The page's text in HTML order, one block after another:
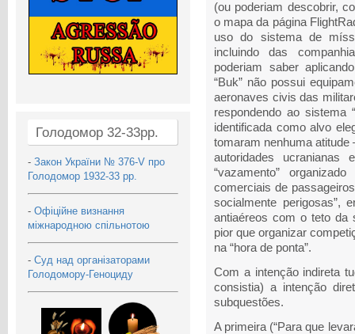
Голодомор 32-33рр.
- Закон України № 376-V про
Голодомор 1932-33 рр.
- Офіційне визнання
міжнародною спільнотою
- Суд над організаторами
Голодомору-Геноциду
(ou poderiam descobrir,
o mapa da página
uso do sistema de
incluindo das
poderiam saber
“Buk” não possui
aeronaves civis das
respondendo ao sistema
identificada como alvo
tomaram nenhuma atitude
autoridades
“vazamento”
comerciais de
socialmente perigosas”,
antiaéreos com o teto
pior que organizar
na “hora de ponta”.
Com a intenção indireta
consistia) a intenção
subquestões.
A primeira (“Para que